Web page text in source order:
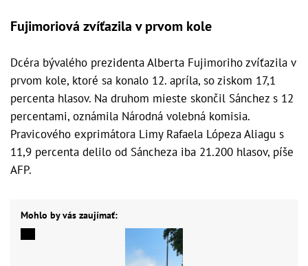
Fujimoriová zvíťazila v prvom kole
Dcéra bývalého prezidenta Alberta Fujimoriho zvíťazila v
prvom kole, ktoré sa konalo 12. apríla, so ziskom 17,1
percenta hlasov. Na druhom mieste skončil Sánchez s 12
percentami, oznámila Národná volebná komisia.
Pravicového exprimátora Limy Rafaela Lópeza Aliagu s
11,9 percenta delilo od Sáncheza iba 21.200 hlasov, píše
AFP.
Mohlo by vás zaujímať: